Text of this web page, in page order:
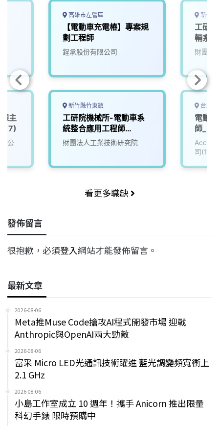
主
公
高雄市左營區
【電動車充電樁】專案規
劃工程師
鋥承股份有限公司
新竹縣竹東鎮
工研院機械所-電動車系
統整合應用工程師
(D400)
財團法人工業技術研究院
新竹
工研
輛系
財團法
台北
電動
師_電
司
看更多職缺
發佈留言
很抱歉，必須登入網站才能發佈留言。
最新文章
2026-08-06
Meta推Muse Code搶攻AI程式開發市場 迎戰
Anthropic與OpenAI兩大勁敵
2026-08-06
富采 Micro LED光通訊技術躍進 藍光調變頻寬衝上
2.1 GHz
2026-08-06
小島工作室成立 10 週年！攜手 Anicorn 推出限量
科幻手錶 限時預購中